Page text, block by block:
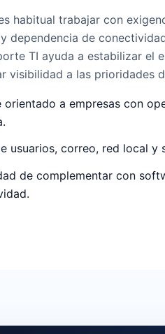
habitual trabajar con
dependencia de
TI ayuda a estabilizar el
visibilidad a las prioridades
orientado a empresas con
usuarios, correo, red local
de complementar con